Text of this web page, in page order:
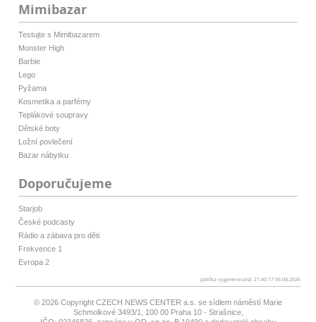
Mimibazar
Testujte s Mimibazarem
Monster High
Barbie
Lego
Pyžama
Kosmetika a parfémy
Teplákové soupravy
Dětské boty
Ložní povlečení
Bazar nábytku
Doporučujeme
Starjob
České podcasty
Rádio a zábava pro děti
Frekvence 1
Evropa 2
patička vygenerovaná: 21:40:17 06.08.2026
© 2026 Copyright CZECH NEWS CENTER a.s. se sídlem náměstí Marie
Schmolkové 3493/1, 100 00 Praha 10 - Strašnice,